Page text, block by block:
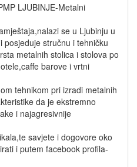
LJUBINJE-Metalni
se u Ljubinju u
posjeduje stručnu i tehničku
metalnih stolica i stolova po
barove i vrtni
tehnikom pri izradi metalnih
da je ekstremno
i najagresivnije
savjete i dogovore oko
i putem facebook profila-